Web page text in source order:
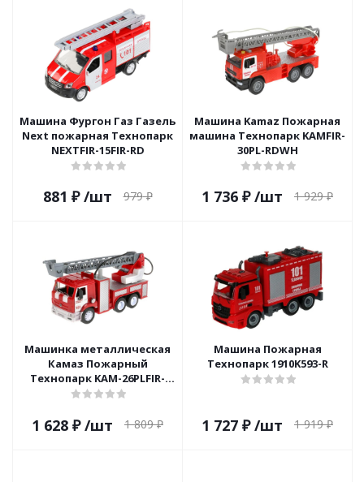
Машина Фургон Газ Газель
Next пожарная Технопарк
NEXTFIR-15FIR-RD
881 ₽ /шт 979₽
Машина Kamaz Пожарная
машина Технопарк KAMFIR-
30PL-RDWH
1 736 ₽ /шт 1 929₽
Машинка металлическая
Камаз Пожарный
Технопарк KAM-26PLFIR-
WAT
1 628 ₽ /шт 1 809₽
Машина Пожарная
Технопарк 1910K593-R
1 727 ₽ /шт 1 919₽